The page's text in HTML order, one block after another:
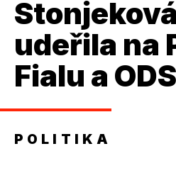
udeřila na
Fialu a ODS
POLITIKA